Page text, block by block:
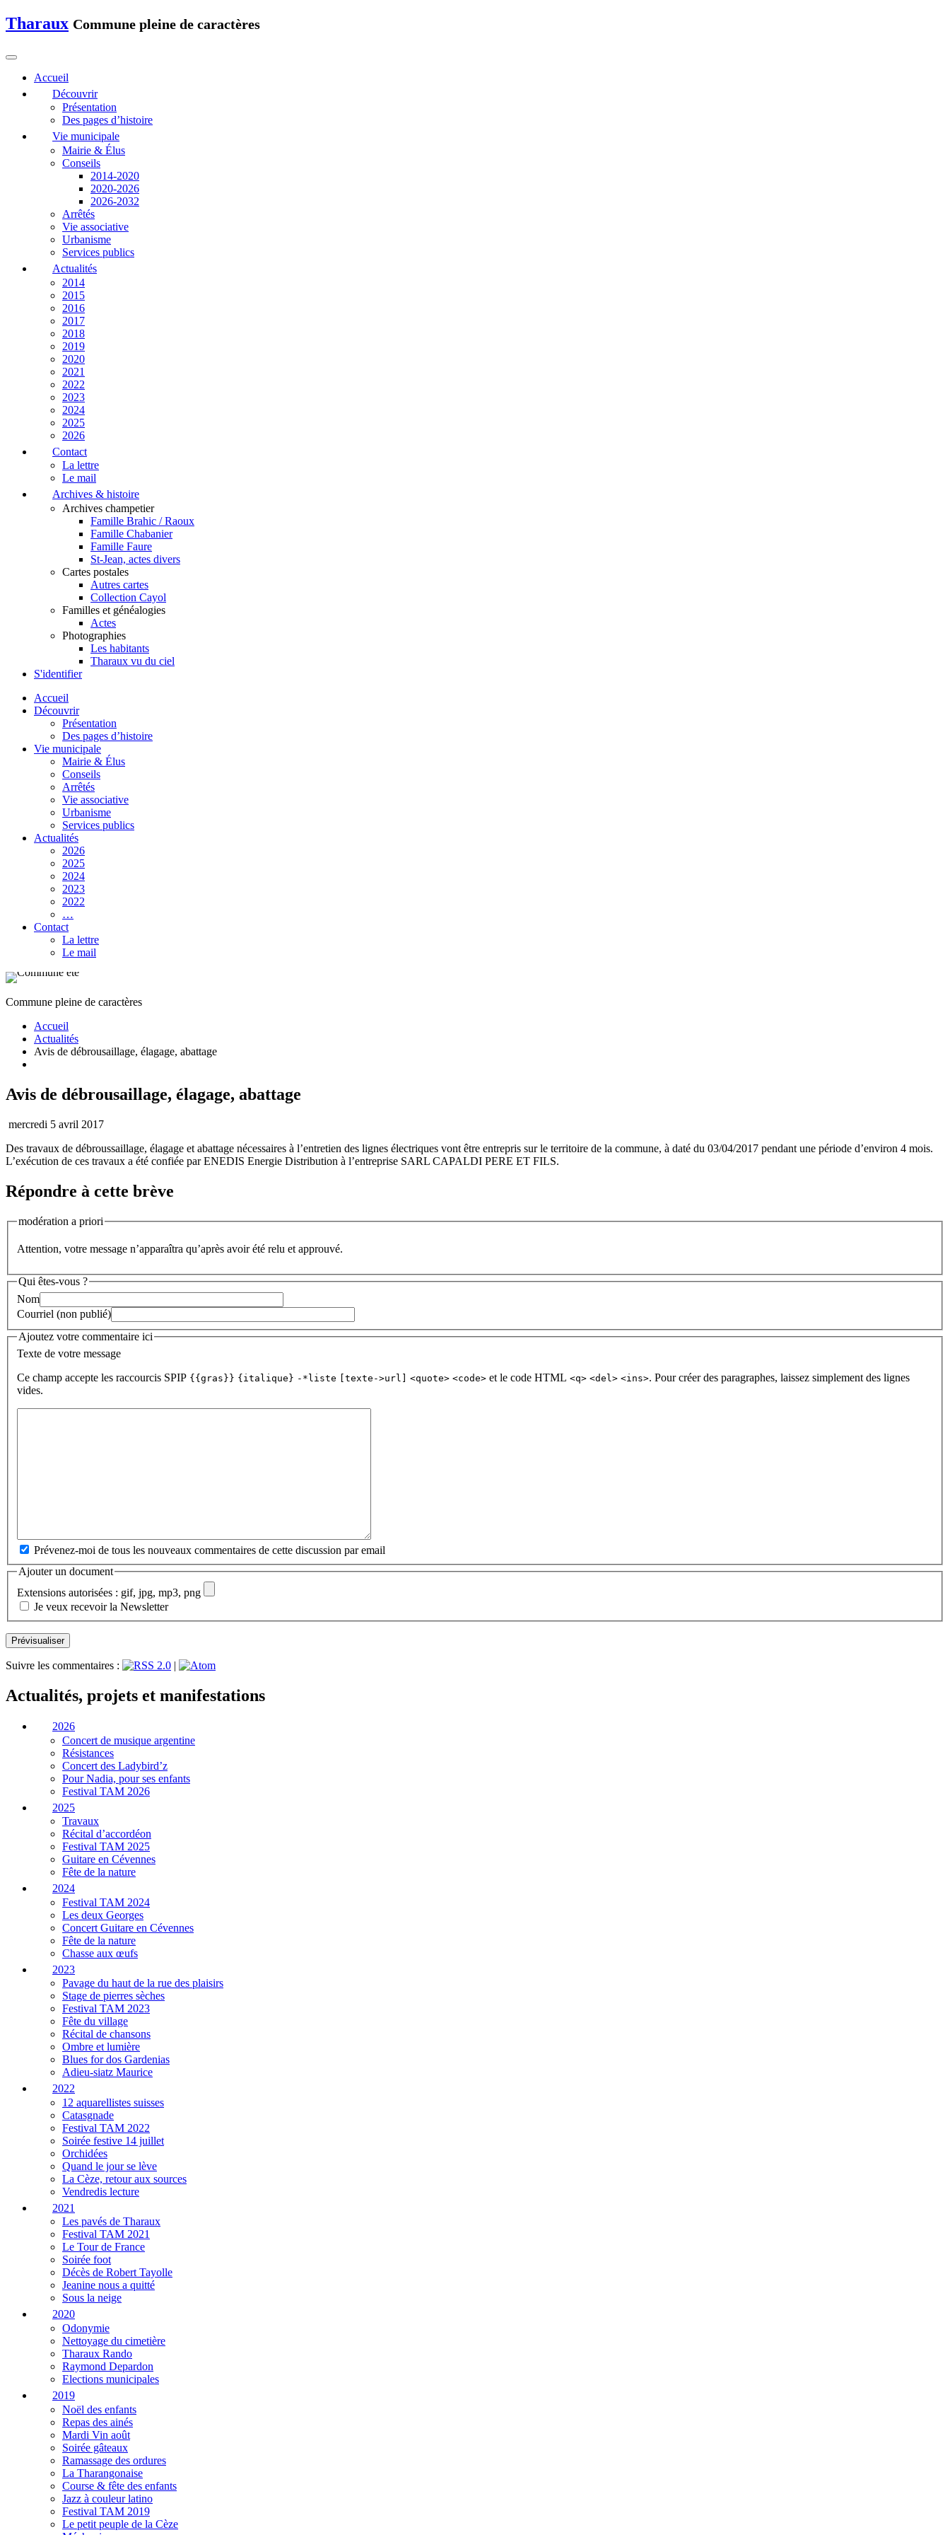
Tharaux Commune pleine de caractères
Accueil
Découvrir
Présentation
Des pages d’histoire
Vie municipale
Mairie & Élus
Conseils
2014-2020
2020-2026
2026-2032
Arrêtés
Vie associative
Urbanisme
Services publics
Actualités
2014
2015
2016
2017
2018
2019
2020
2021
2022
2023
2024
2025
2026
Contact
La lettre
Le mail
Archives & histoire
Archives champetier
Famille Brahic / Raoux
Famille Chabanier
Famille Faure
St-Jean, actes divers
Cartes postales
Autres cartes
Collection Cayol
Familles et généalogies
Actes
Photographies
Les habitants
Tharaux vu du ciel
S'identifier
Accueil
Découvrir
Présentation
Des pages d’histoire
Vie municipale
Mairie & Élus
Conseils
Arrêtés
Vie associative
Urbanisme
Services publics
Actualités
2026
2025
2024
2023
2022
…
Contact
La lettre
Le mail
Commune pleine de caractères
Accueil
Actualités
Avis de débrousaillage, élagage, abattage
Avis de débrousaillage, élagage, abattage
mercredi 5 avril 2017
Des travaux de débroussaillage, élagage et abattage nécessaires à l’entretien des lignes électriques vont être entrepris sur le territoire de la commune, à daté du 03/04/2017 pendant une période d’environ 4 mois.
L’exécution de ces travaux a été confiée par ENEDIS Energie Distribution à l’entreprise SARL CAPALDI PERE ET FILS.
Répondre à cette brève
modération a priori
Attention, votre message n’apparaîtra qu’après avoir été relu et approuvé.
Qui êtes-vous ?
Nom
Courriel (non publié)
Ajoutez votre commentaire ici
Texte de votre message
Ce champ accepte les raccourcis SPIP {{gras}} {italique} -*liste [texte->url] <quote> <code> et le code HTML <q> <del> <ins>. Pour créer des paragraphes, laissez simplement des lignes
vides.
Prévenez-moi de tous les nouveaux commentaires de cette discussion par email
Ajouter un document
Extensions autorisées : gif, jpg, mp3, png
Je veux recevoir la Newsletter
Suivre les commentaires : |
Actualités, projets et manifestations
2026
Concert de musique argentine
Résistances
Concert des Ladybird’z
Pour Nadia, pour ses enfants
Festival TAM 2026
2025
Travaux
Récital d’accordéon
Festival TAM 2025
Guitare en Cévennes
Fête de la nature
2024
Festival TAM 2024
Les deux Georges
Concert Guitare en Cévennes
Fête de la nature
Chasse aux œufs
2023
Pavage du haut de la rue des plaisirs
Stage de pierres sèches
Festival TAM 2023
Fête du village
Récital de chansons
Ombre et lumière
Blues for dos Gardenias
Adieu-siatz Maurice
2022
12 aquarellistes suisses
Catasgnade
Festival TAM 2022
Soirée festive 14 juillet
Orchidées
Quand le jour se lève
La Cèze, retour aux sources
Vendredis lecture
2021
Les pavés de Tharaux
Festival TAM 2021
Le Tour de France
Soirée foot
Décès de Robert Tayolle
Jeanine nous a quitté
Sous la neige
2020
Odonymie
Nettoyage du cimetière
Tharaux Rando
Raymond Depardon
Elections municipales
2019
Noël des enfants
Repas des ainés
Mardi Vin août
Soirée gâteaux
Ramassage des ordures
La Tharangonaise
Course & fête des enfants
Jazz à couleur latino
Festival TAM 2019
Le petit peuple de la Cèze